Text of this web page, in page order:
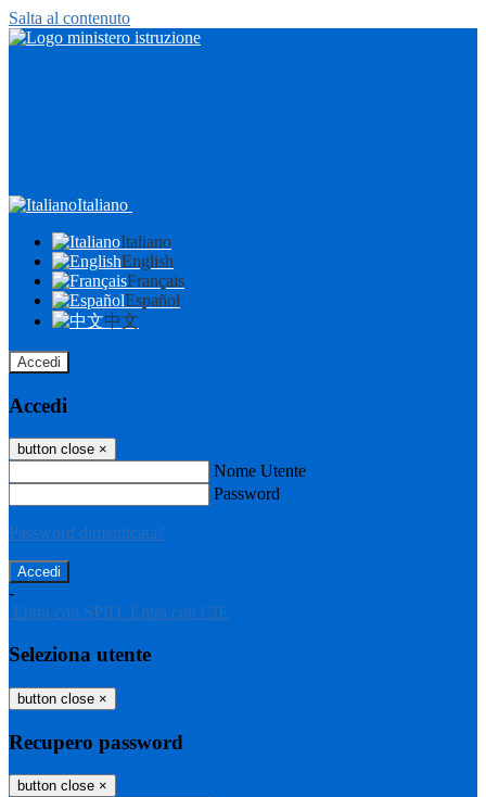
Salta al contenuto
Italiano
Italiano
English
Français
Español
中文
Accedi
Accedi
button close ×
Nome Utente
Password
Password dimenticata?
-
Entra con SPID Entra con CIE
Seleziona utente
button close ×
Recupero password
button close ×